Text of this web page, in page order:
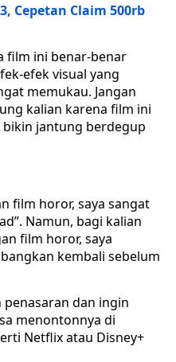
Cepetan Claim 500rb
film ini benar-benar
efek visual yang
memukau. Jangan
kalian karena film ini
jantung berdegup
film horor, saya sangat
Namun, bagi kalian
film horor, saya
kembali sebelum
penasaran dan ingin
menontonnya di
Netflix atau Disney+